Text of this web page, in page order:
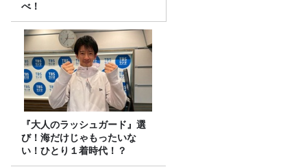
べ！
『大人のラッシュガード』選
び！海だけじゃもったいな
い！ひとり１着時代！？